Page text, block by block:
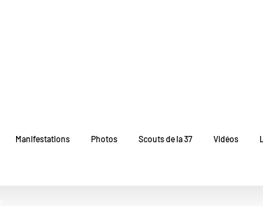
Manifestations Photos Scouts de la 37 Vidéos